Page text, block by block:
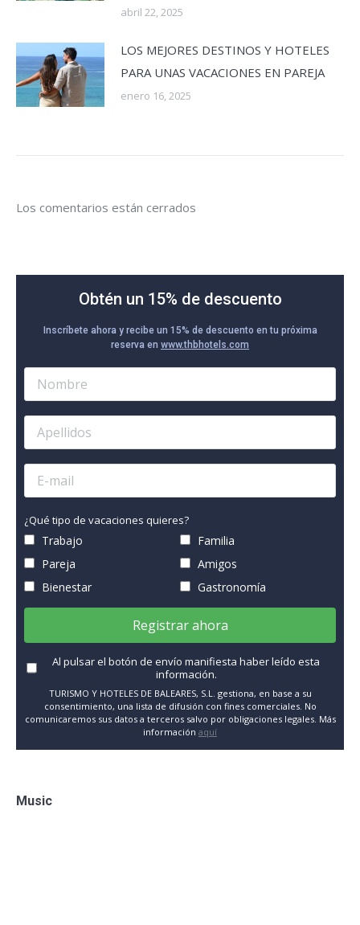
abril 22, 2025
LOS MEJORES DESTINOS Y HOTELES
PARA UNAS VACACIONES EN PAREJA
enero 16, 2025
Los comentarios están cerrados
Obtén un 15% de descuento
Inscríbete ahora y recibe un 15% de descuento en tu próxima
reserva en www.thbhotels.com
¿Qué tipo de vacaciones quieres?
Trabajo
Familia
Pareja
Amigos
Bienestar
Gastronomía
Registrar ahora
Al pulsar el botón de envío manifiesta haber leído esta
información.
TURISMO Y HOTELES DE BALEARES, S.L. gestiona, en base a su
consentimiento, una lista de difusión con fines comerciales. No
comunicaremos sus datos a terceros salvo por obligaciones legales. Más
información aquí
Music